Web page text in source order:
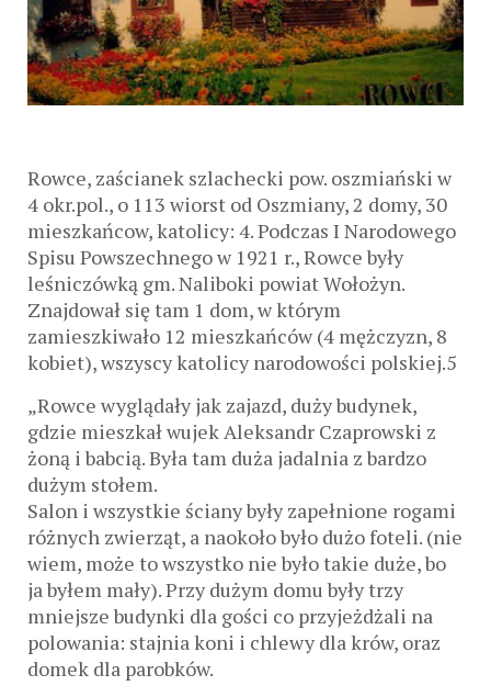
Rowce, zaścianek szlachecki pow. oszmiański w
4 okr.pol., o 113 wiorst od Oszmiany, 2 domy, 30
mieszkańcow, katolicy: 4. Podczas I Narodowego
Spisu Powszechnego w 1921 r., Rowce były
leśniczówką gm. Naliboki powiat Wołożyn.
Znajdował się tam 1 dom, w którym
zamieszkiwało 12 mieszkańców (4 mężczyzn, 8
kobiet), wszyscy katolicy narodowości polskiej.5
„Rowce wyglądały jak zajazd, duży budynek,
gdzie mieszkał wujek Aleksandr Czaprowski z
żoną i babcią. Była tam duża jadalnia z bardzo
dużym stołem.
Salon i wszystkie ściany były zapełnione rogami
różnych zwierząt, a naokoło było dużo foteli. (nie
wiem, może to wszystko nie było takie duże, bo
ja byłem mały). Przy dużym domu były trzy
mniejsze budynki dla gości co przyjeżdżali na
polowania: stajnia koni i chlewy dla krów, oraz
domek dla parobków.